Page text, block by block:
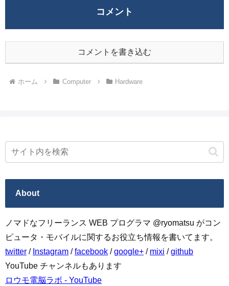
コメント
コメントを書き込む
ホーム Computer Hardware
About
ノマドなフリーランス WEB プログラマ @ryomatsu がコン
ピュータ・モバイルに関するお役立ち情報を書いてます。
twitter / Instagram /facebook /google+ / mixi /github
YouTube チャンネルもあります
ロウモ電脳ラボ - YouTube